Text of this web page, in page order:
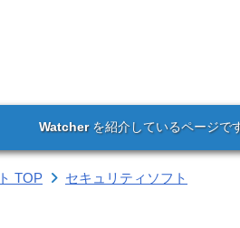
Watcherを紹介しているページで
TOP
セキュリティソフト